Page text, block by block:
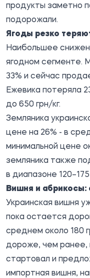
продукты заметно
подорожали.
Ягоды резко
Наибольшее
ягодном сегменте.
33% и сейчас
Ежевика потеряла
до 650 грн/кг.
Земляника
цене на 26% - в
минимальной цене
земляника также
в диапазоне 120–175
Вишня и абрикосы:
Украинская вишня
пока остается
среднем около 180
дороже, чем ранее,
стартовал и
импортная вишня,